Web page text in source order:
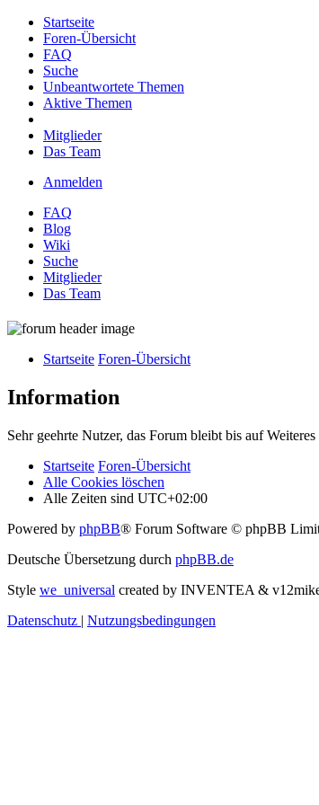
Startseite
Foren-Übersicht
FAQ
Suche
Unbeantwortete Themen
Aktive Themen
Mitglieder
Das Team
Anmelden
FAQ
Blog
Wiki
Suche
Mitglieder
Das Team
Startseite Foren-Übersicht
Information
Sehr geehrte Nutzer, das Forum bleibt bis auf
Startseite Foren-Übersicht
Alle Cookies löschen
Alle Zeiten sind UTC+02:00
Powered by phpBB® Forum Software © phpBB
Deutsche Übersetzung durch phpBB.de
Style we_universal created by INVENTEA &
Datenschutz | Nutzungsbedingungen